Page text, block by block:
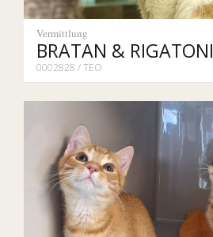
Vermittlung
BRATAN & RIGATONI
0002828 / TEO